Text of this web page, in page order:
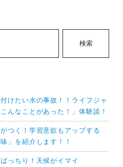
検索
けたい水の事故！！ライフジャ
んなことがあった！」体験談！
つく！学習意欲もアップする
」を紹介します！！
っちり！天候がイマイ